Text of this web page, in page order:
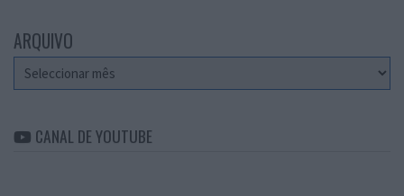
ARQUIVO
Arquivo
CANAL DE YOUTUBE